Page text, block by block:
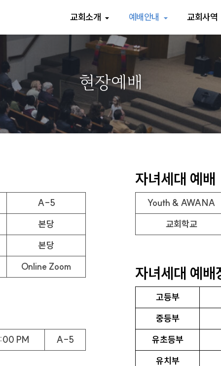
교회소개 예배안내 교회사역
현장예배
A-5
본당
본당
Online Zoom
PM A-5
자녀세대 예배
Youth & AWANA
교회학교
자녀세대 예배
고등부
중등부
유초등부
유치부